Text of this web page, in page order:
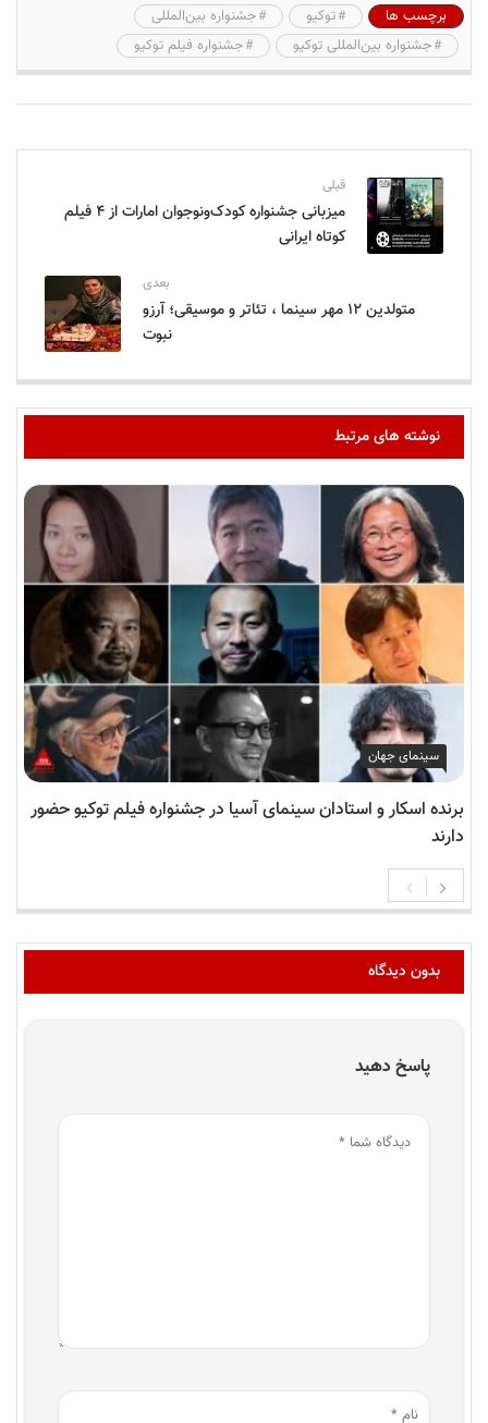
برچسب ها
توکیو
جشنواره بین‌المللی
جشنواره بین‌المللی توکیو
جشنواره فیلم توکیو
قبلی
میزبانی جشنواره کودک‌ونوجوان امارات از ۴ فیلم
کوتاه ایرانی
بعدی
متولدین ۱۲ مهر سینما ، تئاتر و موسیقی؛ آرزو
نبوت
نوشته های مرتبط
سینمای جهان
برنده اسکار و استادان سینمای آسیا در جشنواره فیلم توکیو حضور
دارند
بدون دیدگاه
پاسخ دهید